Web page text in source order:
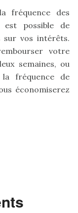
fréquence des
est possible de
sur vos intérêts.
votre
semaines, ou
la fréquence de
économiserez